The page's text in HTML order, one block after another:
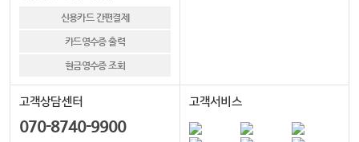
신용카드 간편결제
카드영수증 출력
현금영수증 조회
고객상담센터
070-8740-9900
고객서비스